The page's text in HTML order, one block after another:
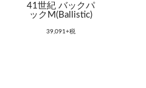
41世紀 バックパ
ックM(Ballistic)
39,091+税